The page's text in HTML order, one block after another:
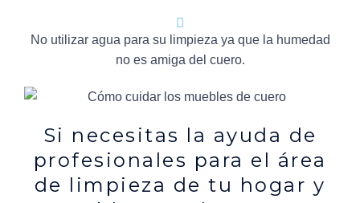
No utilizar agua para su limpieza ya que la humedad
no es amiga del cuero.
Si necesitas la ayuda de
profesionales para el área
de limpieza de tu hogar y